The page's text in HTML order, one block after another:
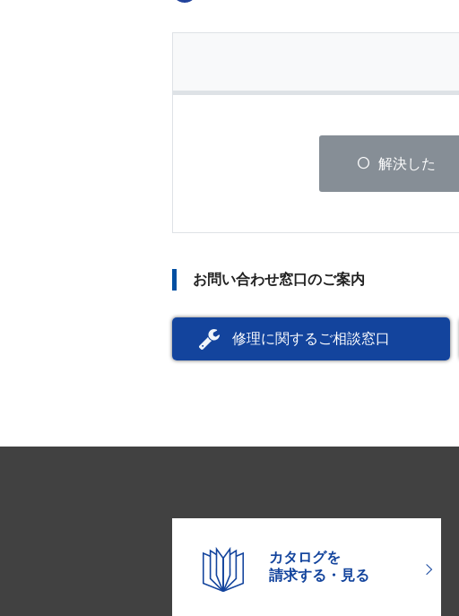
解決した
お問い合わせ窓口のご案内
修理に関するご相談窓口
カタログを
請求する・見る